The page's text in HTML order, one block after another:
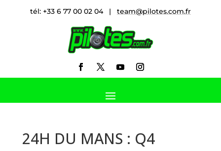
tél: +33 6 77 00 02 04 | team@pilotes.com.fr
24H DU MANS : Q4